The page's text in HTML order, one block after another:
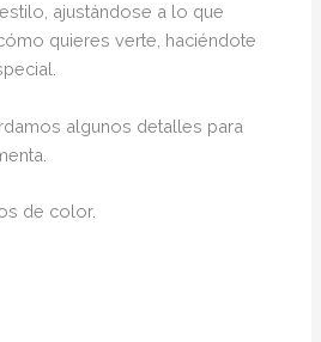
ajustándose a lo que
quieres verte, haciéndote
algunos detalles para
de color.